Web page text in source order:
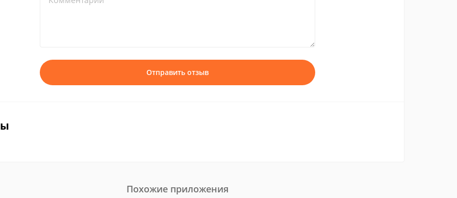
Отправить отзыв
Похожие приложения